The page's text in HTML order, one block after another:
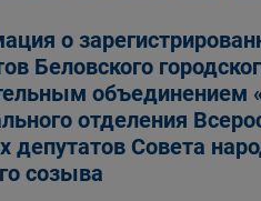
о
Беловского
объединением
отделения
депутатов Совета
созыва